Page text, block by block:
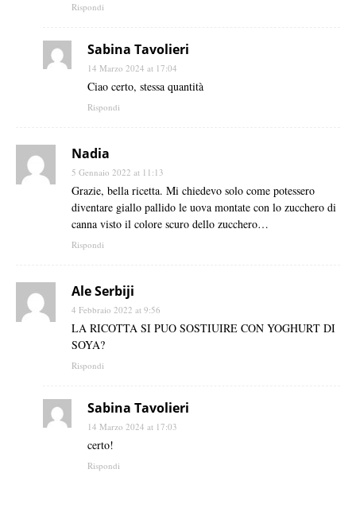
Rispondi
Sabina Tavolieri
14 Marzo 2024 at 17:04
Ciao certo, stessa quantità
Rispondi
Nadia
5 Gennaio 2022 at 11:13
Grazie, bella ricetta. Mi chiedevo solo come potessero
diventare giallo pallido le uova montate con lo zucchero di
canna visto il colore scuro dello zucchero…
Rispondi
Ale Serbiji
4 Febbraio 2022 at 9:56
LA RICOTTA SI PUO SOSTIUIRE CON YOGHURT DI
SOYA?
Rispondi
Sabina Tavolieri
14 Marzo 2024 at 17:03
certo!
Rispondi